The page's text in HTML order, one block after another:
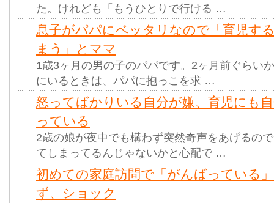
た。けれども「もうひとりで行ける …
息子がパパにベッタリなので「育児す
まう」とママ
1歳3ヶ月の男の子のパパです。2ヶ月前ぐらい
にいるときは、パパに抱っこを求 …
怒ってばかりいる自分が嫌、育児にも
っている
2歳の娘が夜中でも構わず突然奇声をあげるの
てしまってるんじゃないかと心配で …
初めての家庭訪問で「がんばっている
ず、ショック